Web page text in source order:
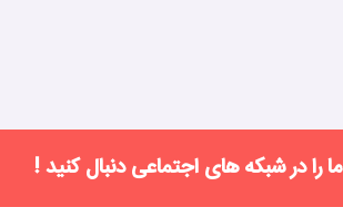
ما را در شبکه های اجتماعی دنبال کنید !